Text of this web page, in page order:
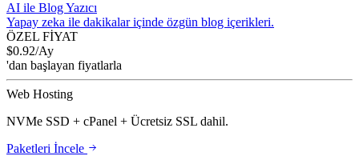
AI ile Blog Yazıcı
Yapay zeka ile dakikalar içinde özgün blog içerikleri.
ÖZEL FİYAT
$0.92/Ay
'dan başlayan fiyatlarla
Web Hosting
NVMe SSD + cPanel + Ücretsiz SSL dahil.
Paketleri İncele